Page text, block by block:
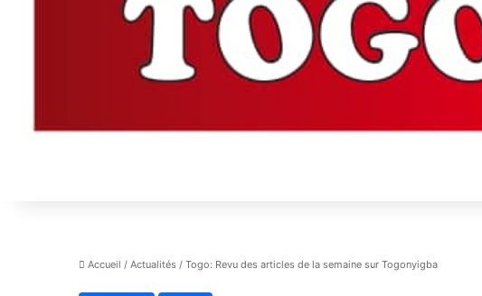
Accueil / Actualités / Togo: Revu des articles de la semaine sur Togonyigba